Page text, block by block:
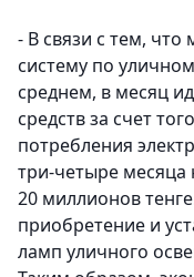
- В связи с тем,
систему по
среднем, в месяц
средств за счет
потребления
три-четыре месяца
20 миллионов
приобретение и
ламп уличного